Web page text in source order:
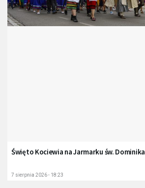
Święto Kociewia na Jarmarku św. Dominika
7 sierpnia 2026 - 18:23